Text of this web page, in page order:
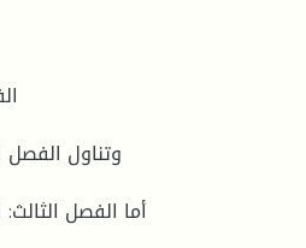
وتناول الفصل
أما الفصل الثالث: